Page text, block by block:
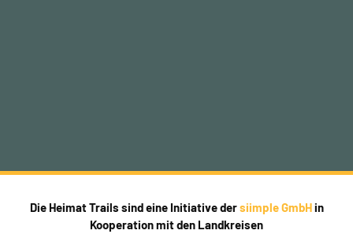
Die Heimat Trails sind eine Initiative dersiimple GmbHin
Kooperation mit den Landkreisen